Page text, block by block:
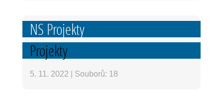
NS Projekty
Projekty
5. 11. 2022 Souborů: 18